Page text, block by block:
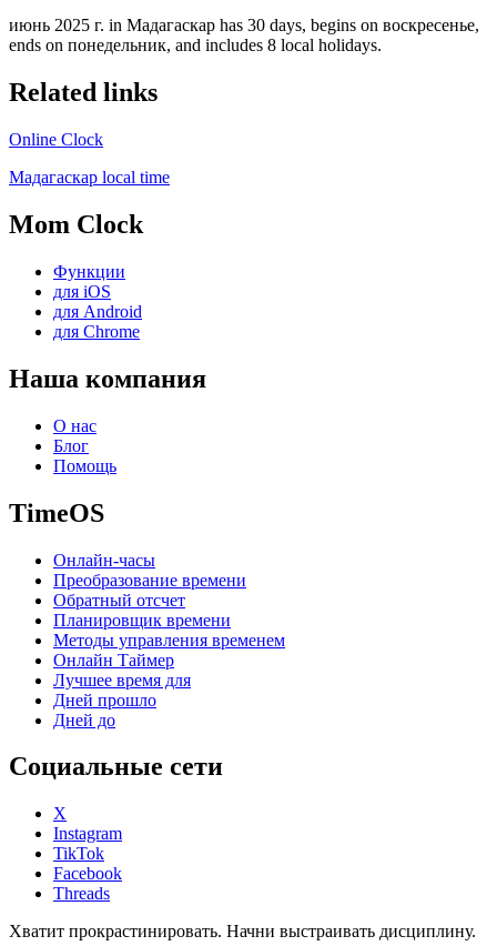
июнь 2025 г. in Мадагаскар has 30 days, begins on воскресенье,
ends on понедельник, and includes 8 local holidays.
Related links
Online Clock
Мадагаскар local time
Mom Clock
Функции
для iOS
для Android
для Chrome
Наша компания
О нас
Блог
Помощь
TimeOS
Онлайн-часы
Преобразование времени
Обратный отсчет
Планировщик времени
Методы управления временем
Онлайн Таймер
Лучшее время для
Дней прошло
Дней до
Социальные сети
X
Instagram
TikTok
Facebook
Threads
Хватит прокрастинировать. Начни выстраивать дисциплину.